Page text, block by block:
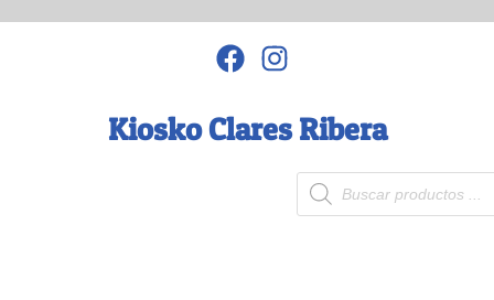
Kiosko Clares Ribera